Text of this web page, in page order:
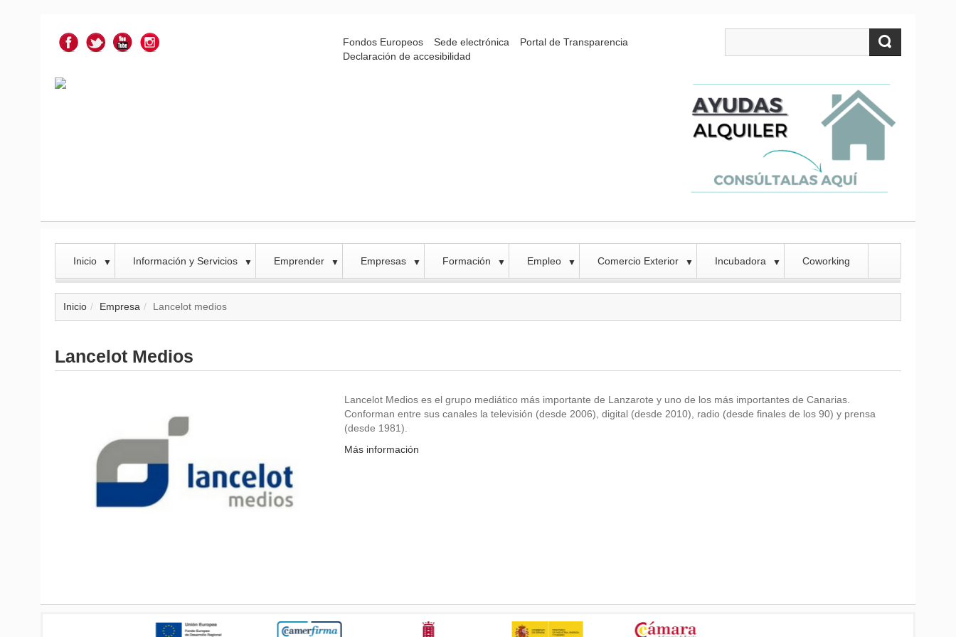
Fondos Europeos Sede electrónica
Portal de Transparencia
Declaración de accesibilidad
Inicio ▼ Información y Servicios ▼ Emprender ▼ Empresas ▼ Formación ▼ Empleo ▼ Comercio Exterior ▼ Incubadora ▼ Coworking
Inicio Empresa Lancelot medios
Lancelot Medios
Lancelot Medios es el grupo mediático más importante de Lanzarote y uno de los más importantes de Canarias.
Conforman entre sus canales la televisión (desde 2006), digital (desde 2010), radio (desde finales de los 90) y prensa
(desde 1981).
Más información